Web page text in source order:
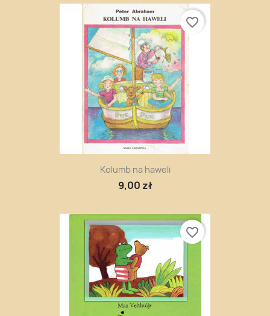
Kolumb na haweli
9,00 zł
favorite_border
favorite_border